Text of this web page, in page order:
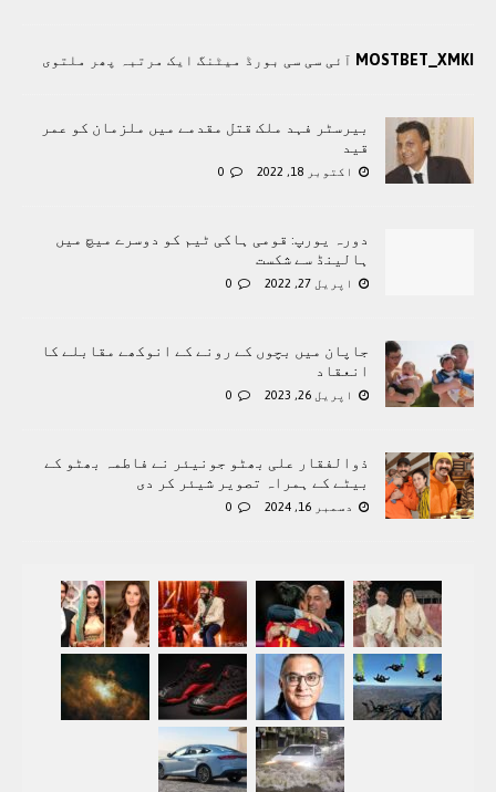
MOSTBET_XMKI آئی سی سی بورڈ میٹنگ ایک مرتبہ پھر ملتوی
بیرسٹر فہد ملک قتل مقدمے میں ملزمان کو عمر
قید
اکتوبر 18, 2022 0
دورہ یورپ: قومی ہاکی ٹیم کو دوسرے میچ میں
ہالینڈ سے شکست
اپریل 27, 2022 0
جاپان میں بچوں کے رونے کے انوکھے مقابلے کا
انعقاد
اپریل 26, 2023 0
ذوالفقار علی بھٹو جونیئر نے فاطمہ بھٹو کے
بیٹے کے ہمراہ تصویر شیئر کر دی
دسمبر 16, 2024 0